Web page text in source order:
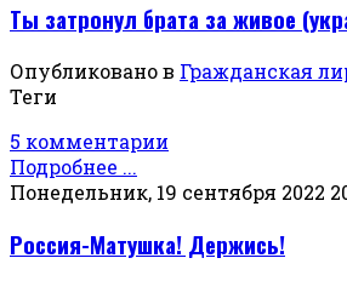
Ты затронул брата за живое
Опубликовано в Гражданская
Теги
5 комментарии
Подробнее ...
Понедельник, 19 сентября 2022
Россия-Матушка! Держись!